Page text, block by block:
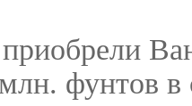
фунтов в